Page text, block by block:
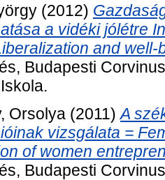
(2012)
a vidéki jólétre
and well-
Budapesti
Orsolya (2011)A
vizsgálata =
of women
Budapesti